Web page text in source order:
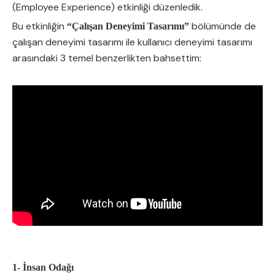
(Employee Experience) etkinliği düzenledik.
Bu etkinliğin “Çalışan Deneyimi Tasarımı” bölümünde de
çalışan deneyimi tasarımı ile kullanıcı deneyimi tasarımı
arasındaki 3 temel benzerlikten bahsettim:
1- İnsan Odağı